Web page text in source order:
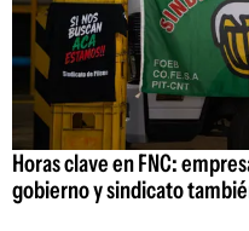
Horas clave en FNC:
gobierno y sindicato